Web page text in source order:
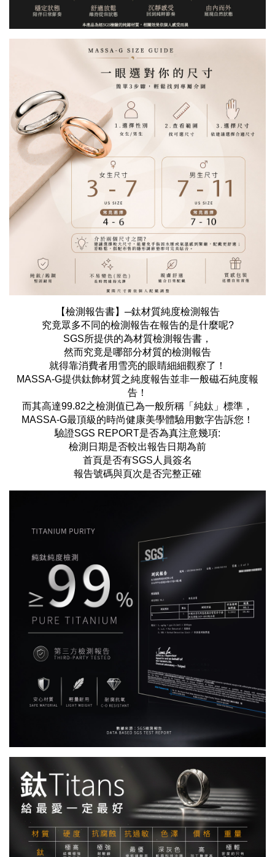
【檢測報告書】─鈦材質純度檢測報告
究竟眾多不同的檢測報告在報告的是什麼呢?
SGS所提供的為材質檢測報告書，
然而究竟是哪部分材質的檢測報告
就得靠消費者用雪亮的眼睛細細觀察了！
MASSA-G提供鈦飾材質之純度報告並非一般磁石純度報
告！
而其高達99.82之檢測值已為一般所稱「純鈦」標準，
MASSA-G最頂級的時尚健康美學體驗用數字告訴您！
驗證SGS REPORT是否為真注意幾項:
檢測日期是否較出報告日期為前
首頁是否有SGS人員簽名
報告號碼與頁次是否完整正確